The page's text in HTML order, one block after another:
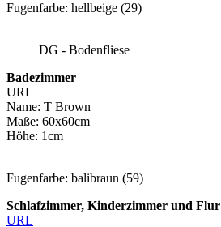
Fugenfarbe: hellbeige (29)
DG - Bodenfliese
Badezimmer
URL
Name: T Brown
Maße: 60x60cm
Höhe: 1cm
Fugenfarbe: balibraun (59)
Schlafzimmer, Kinderzimmer und Flur
URL